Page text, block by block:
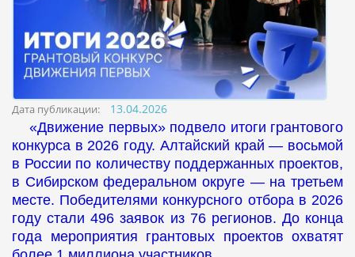
Дата публикации: 13.04.2026
«Движение первых» подвело итоги грантового
конкурса в 2026 году. Алтайский край — восьмой
в России по количеству поддержанных проектов,
в Сибирском федеральном округе — на третьем
месте. Победителями конкурсного отбора в 2026
году стали 496 заявок из 76 регионов. До конца
года мероприятия грантовых проектов охватят